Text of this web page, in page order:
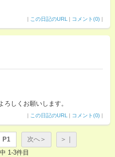
| この日記のURL | コメント(0) |
しくお願いします。
| この日記のURL | コメント(0) |
P1 次へ＞
＞｜
1-3件目